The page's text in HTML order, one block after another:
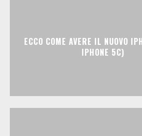
ECCO COME AVERE IL NUOVO
IPHONE 5C)